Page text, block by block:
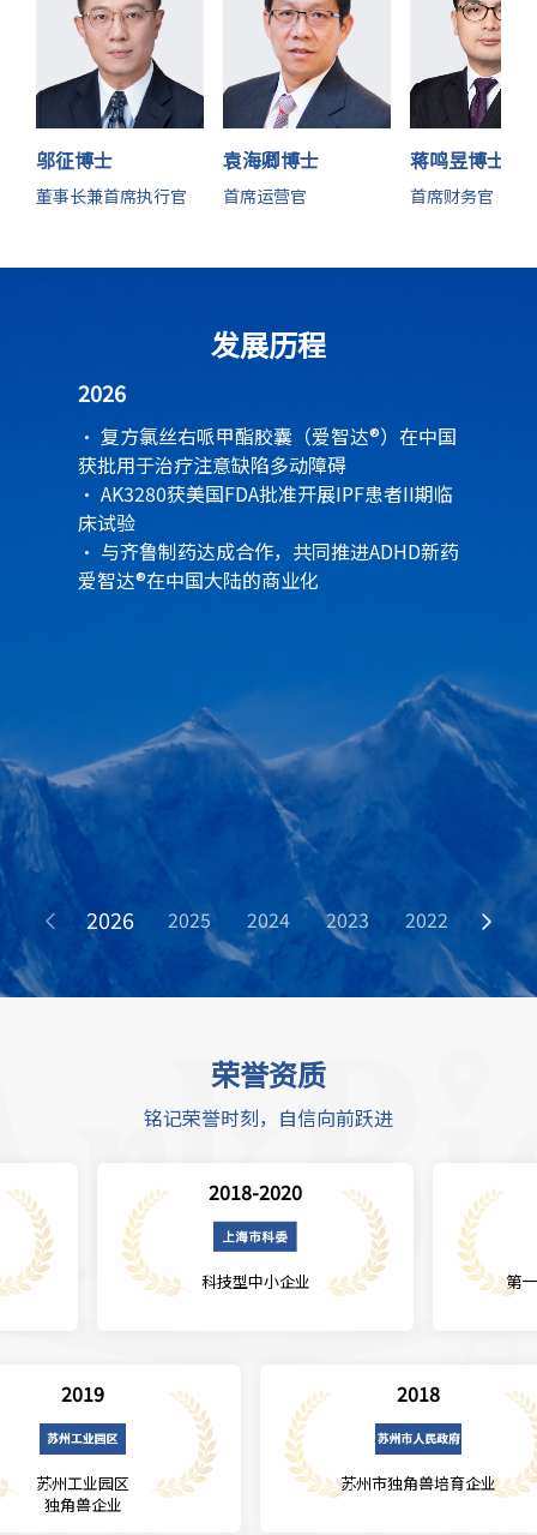
邬征博士
董事长兼首席执行官
袁海卿博士
首席运营官
蒋鸣昱博士
首席财务官
Peter Barnes
国际知名呼吸专家
英国皇家学会院士
Richard Whitley
杰出的儿科教授
抗病毒研究意见领袖
王亚
临床药理专家
前FDA定量药
发展历程
2026
· 复方氯丝右哌甲酯胶囊（爱智达®）在中国
获批用于治疗注意缺陷多动障碍
· AK3280获美国FDA批准开展IPF患者II期临
床试验
· 与齐鲁制药达成合作，共同推进ADHD新药
爱智达®在中国大陆的商业化
· AK0610用于预防呼吸道合胞病毒感染的II
期临床研究启动
· 齐瑞索韦被世界卫生组织列入抗呼吸道合
胞病毒药物优先清单
· AK0901用于治疗注意缺陷多动障碍的上市
申请获NMPA受理并纳入优先审评
· AK0529治疗6个月以下住院婴儿的研究结
果发表于《柳叶刀·儿童青少年健康》
· AK0901用于治疗注意缺陷多动障碍的Ⅲ期
· 与Partex对于AK0707开展合作及对外授权
事宜达成战略合作
· AK0610用于预防呼吸道合胞病毒感染的I
期临床试验已完成全部受试者入组
· AK0529治疗婴幼儿患者III期临床研究结果
发表于《新英格兰医学杂志》
”榜单
· 与Calibr续签关于AK0705的联合开发合作
协议
· AK0901启动注册桥接临床试验
·AK0610 IND申请获批
· 启动AK3280中国II期临床试验
· 启动AK3287 I/II期临床试验
· AK0529的III期临床试验取得积极结果，达
到主要终点和关键次要终点
· 完成D轮融资
· AK0529上市许可申请获NMPA受理，并被
· 完成C轮融资
· 启动AK0529美国I期临床试验
· 从中国科学院微生物研究所引进AK0610全
球权利授权
· 从Commave引进FDA已批准的ADHD创新
药AZSTARYS
· 第一次JPM路演
· 启动AK0529的III期临床试验
· 将AK0706中国权益授权转让给特宝生物
· AK0529获国家药监局突破性治疗药物认定
· 获卫建委创新大赛金奖
· 启动AK3280在瑞典的I期安全药理学临床
研究
· 完成B轮融资
· 从罗氏授权引进AK3280全球权益
· 完成A+轮融资
· 启动AK0529在中国的I期临床试验，并完
成首次中国成人给药
· 与Calibr开始合作研发AK0705
· 成立苏州研发中心
· 完成A轮融资
· 爱科有限创立
·从罗氏授权引进AK529并获得全球权益
· 启动AK0529在澳大利亚的I期临床试验并
完成首次人体给药
· 完成天使轮融资
· 爱科开曼创立
2026 2025 2024 2023 2022 2021
荣誉资质
铭记荣誉时刻，自信向前跃进
2018-2020
科技型中小企业
第一届
2019
苏州工业园区
独角兽企业
2018
苏州市独角兽培育企业